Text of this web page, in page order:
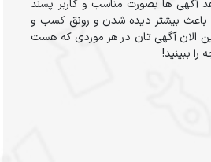
آگهی ها بصورت مناسب و کاربر پسند
باعث بیشتر دیده شدن و رونق کسب و
الان آگهی تان در هر موردی که هست
ببینید!